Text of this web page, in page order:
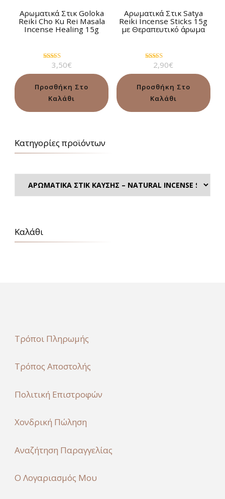
Αρωματικά Στικ Goloka
Reiki Cho Ku Rei Masala
Incense Healing 15g
Βαθμολογήθηκε
με
από 5
3,50€
Προσθήκη Στο
Καλάθι
Αρωματικά Στικ Satya
Reiki Incense Sticks 15g
με Θεραπευτικό άρωμα
Βαθμολογήθηκε
με
από 5
2,90€
Προσθήκη Στο
Καλάθι
Κατηγορίες προϊόντων
Καλάθι
Τρόποι Πληρωμής
Τρόπος Αποστολής
Πολιτική Επιστροφών
Χονδρική Πώληση
Αναζήτηση Παραγγελίας
Ο Λογαριασμός Μου